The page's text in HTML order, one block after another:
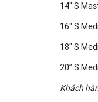
14" S
16" S
18" S
20” S
Khách